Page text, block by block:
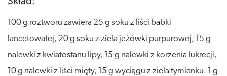
100 g roztworu zawiera 25 g soku z liści babki
lancetowatej, 20 g soku z ziela jeżówki purpurowej, 15 g
nalewki z kwiatostanu lipy, 15 g nalewki z korzenia lukrecji,
10 g nalewki z liści mięty, 15 g wyciągu z ziela tymianku. 1 g